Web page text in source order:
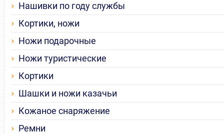
Нашивки по году службы
Кортики, ножи
Ножи подарочные
Ножи туристические
Кортики
Шашки и ножи казачьи
Кожаное снаряжение
Ремни